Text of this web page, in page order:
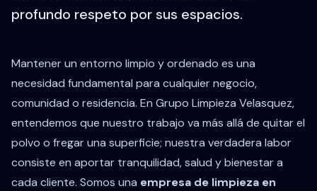
profundo respeto por sus espacios.
Mantener un entorno limpio y ordenado es una
necesidad fundamental para cualquier negocio,
comunidad o residencia. En Grupo Limpieza Velasquez,
entendemos que nuestro trabajo va más allá de quitar el
polvo o fregar una superficie; nuestra verdadera labor
consiste en aportar tranquilidad, salud y bienestar a
cada cliente. Somos una empresa de limpieza en